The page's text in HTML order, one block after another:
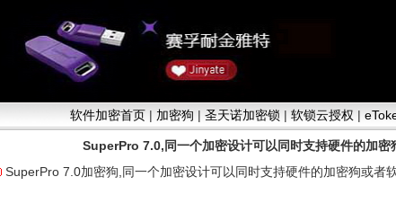
软件加密首页 | 加密狗 | 圣天诺加密锁 | 软锁云授权 |
SuperPro 7.0,同一个加密设计可以同时支持硬件的加密
SuperPro 7.0加密狗,同一个加密设计可以同时支持硬件的加密狗或者